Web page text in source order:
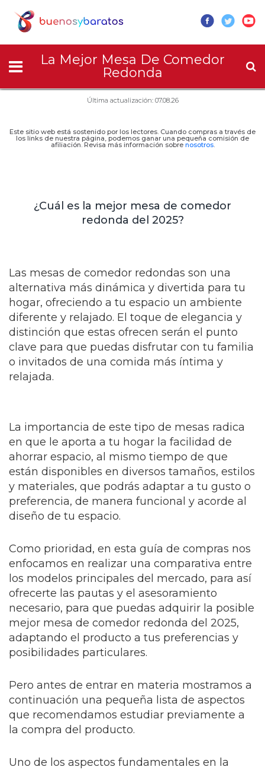
La Mejor Mesa De Comedor
Redonda
Última actualización: 07.08.26
Este sitio web está sostenido por los lectores. Cuando compras a través de
los links de nuestra página, podemos ganar una pequeña comisión de
afiliación. Revisa más información sobre nosotros.
¿Cuál es la mejor mesa de comedor
redonda del 2025?
Las mesas de comedor redondas son una
alternativa más dinámica y divertida para tu
hogar, ofreciendo a tu espacio un ambiente
diferente y relajado. El toque de elegancia y
distinción que estas ofrecen serán el punto
clave para que puedas disfrutar con tu familia
o invitados de una comida más íntima y
relajada.
La importancia de este tipo de mesas radica
en que le aporta a tu hogar la facilidad de
ahorrar espacio, al mismo tiempo de que
están disponibles en diversos tamaños, estilos
y materiales, que podrás adaptar a tu gusto o
preferencia, de manera funcional y acorde al
diseño de tu espacio.
Como prioridad, en esta guía de compras nos
enfocamos en realizar una comparativa entre
los modelos principales del mercado, para así
ofrecerte las pautas y el asesoramiento
necesario, para que puedas adquirir la posible
mejor mesa de comedor redonda del 2025,
adaptando el producto a tus preferencias y
posibilidades particulares.
Pero antes de entrar en materia mostramos a
continuación una pequeña lista de aspectos
que recomendamos estudiar previamente a
la compra del producto.
Uno de los aspectos fundamentales en la